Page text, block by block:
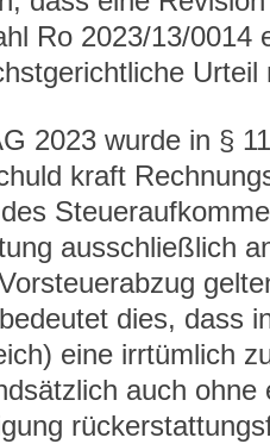
Ro 2023/13/
Urteil
2023 wurde in §
kraft
ausschließlich
dies, dass
eine irrtümlich
auch ohne